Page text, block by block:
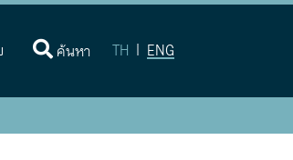
(current)ค้นหา TH | ENG